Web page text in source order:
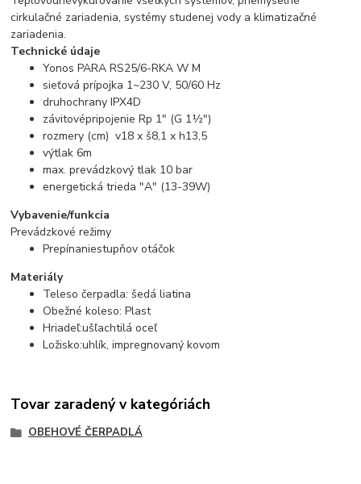
cirkulačné zariadenia, systémy studenej vody a klimatizačné
zariadenia.
Technické údaje
Yonos PARA RS25/6-RKA W M
sieťová prípojka 1~230 V, 50/60 Hz
druhochrany IPX4D
závitovépripojenie Rp 1" (G 1½")
rozmery (cm) v18 x š8,1 x h13,5
výtlak 6m
max. prevádzkový tlak 10 bar
energetická trieda "A" (13-39W)
Vybavenie/funkcia
Prevádzkové režimy
Prepínaniestupňov otáčok
Materiály
Teleso čerpadla: šedá liatina
Obežné koleso: Plast
Hriadeľ:ušľachtilá oceľ
Ložisko:uhlík, impregnovaný kovom
Tovar zaradený v kategóriách
OBEHOVÉ ČERPADLÁ